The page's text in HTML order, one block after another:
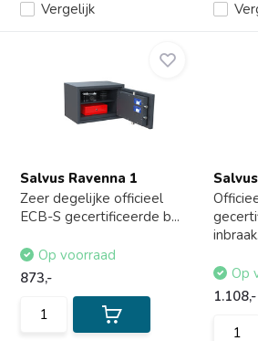
Vergelijk
Salvus Ravenna 1
Zeer degelijke officieel
ECB-S gecertificeerde b...
Op voorraad
873,-
Op
1.108,-